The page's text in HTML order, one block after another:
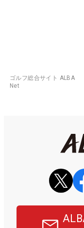
ゴルフ総合サイト ALBA
Net